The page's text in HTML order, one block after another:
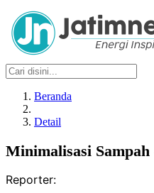
Beranda
Detail
Minimalisasi
Reporter: